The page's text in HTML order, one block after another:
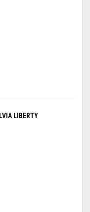
LIBERTY